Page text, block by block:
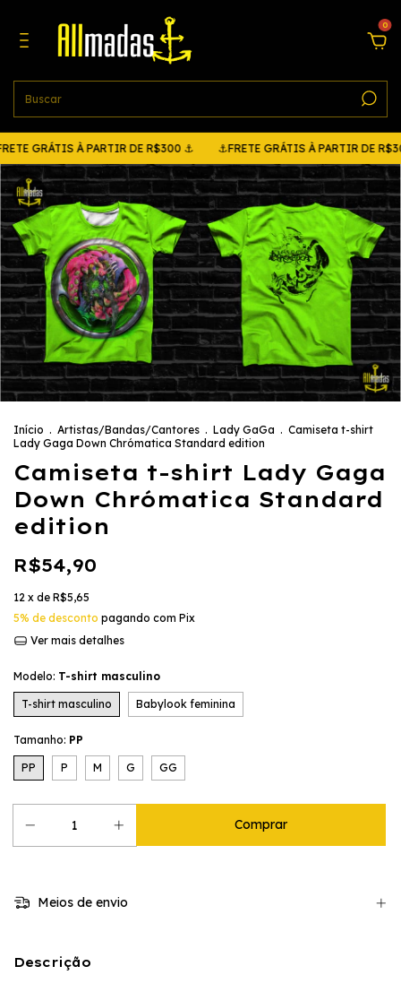
0
GRÁTIS À PARTIR DE R$300 ⚓ ⚓FRETE GRÁTIS À PARTIR DE
Início . Artistas/Bandas/Cantores . Lady GaGa . Camiseta t-shirt
Lady Gaga Down Chrómatica Standard edition
Camiseta t-shirt Lady Gaga
Down Chrómatica Standard
edition
R$54,90
12 x de R$5,65
5% de desconto pagando com Pix
Ver mais detalhes
Modelo: T-shirt masculino
T-shirt masculino Babylook feminina
Tamanho: PP
PP P M G GG
Meios de envio
Descrição